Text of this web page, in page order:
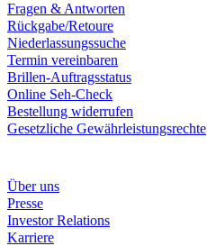
Fragen & Antworten
Rückgabe/Retoure
Niederlassungssuche
Termin vereinbaren
Brillen-Auftragsstatus
Online Seh-Check
Bestellung widerrufen
Gesetzliche Gewährleistungsrechte
Über uns
Presse
Investor Relations
Karriere